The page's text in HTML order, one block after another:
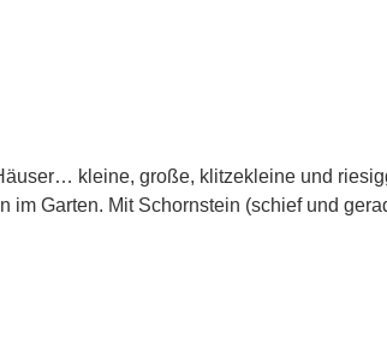
kleine, große, klitzekleine und
im Garten. Mit Schornstein (schief und